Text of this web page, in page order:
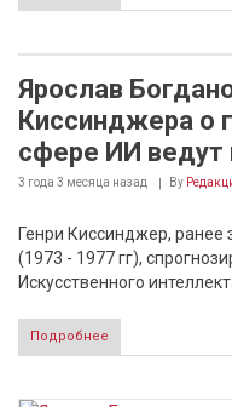
Ярослав
Киссинджера о
сфере ИИ ведут
3 года 3 месяца назад By
Генри Киссинджер,
(1973 - 1977 гг),
Искусственного
Подробнее